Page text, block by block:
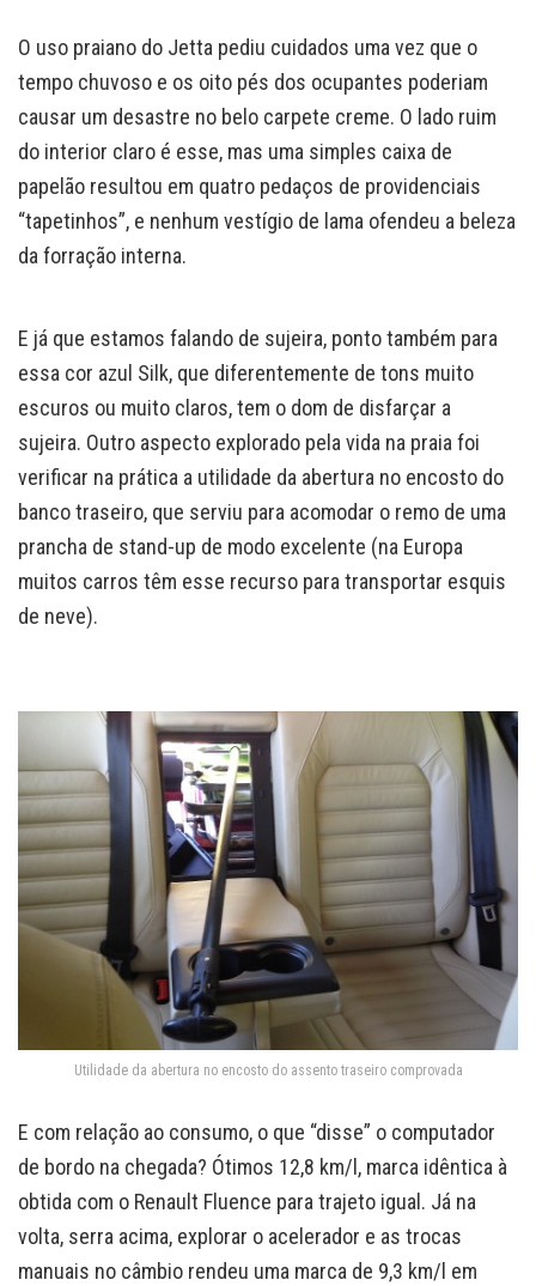
O uso praiano do Jetta pediu cuidados uma vez que o
tempo chuvoso e os oito pés dos ocupantes poderiam
causar um desastre no belo carpete creme. O lado ruim
do interior claro é esse, mas uma simples caixa de
papelão resultou em quatro pedaços de providenciais
“tapetinhos”, e nenhum vestígio de lama ofendeu a beleza
da forração interna.
E já que estamos falando de sujeira, ponto também para
essa cor azul Silk, que diferentemente de tons muito
escuros ou muito claros, tem o dom de disfarçar a
sujeira. Outro aspecto explorado pela vida na praia foi
verificar na prática a utilidade da abertura no encosto do
banco traseiro, que serviu para acomodar o remo de uma
prancha de stand-up de modo excelente (na Europa
muitos carros têm esse recurso para transportar esquis
de neve).
Utilidade da abertura no encosto do assento traseiro comprovada
E com relação ao consumo, o que “disse” o computador
de bordo na chegada? Ótimos 12,8 km/l, marca idêntica à
obtida com o Renault Fluence para trajeto igual. Já na
volta, serra acima, explorar o acelerador e as trocas
manuais no câmbio rendeu uma marca de 9,3 km/l em